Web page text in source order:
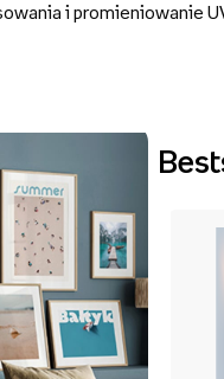
i promieniowanie